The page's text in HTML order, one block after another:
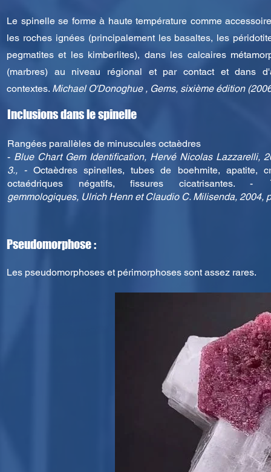
Le spinelle se forme à haute température comme
les roches ignées (principalement les basaltes, les
pegmatites et les kimberlites), dans les calcaires
(marbres) au niveau régional et par contact et dans
contextes. Michael O'Donoghue , Gems, sixième édition
Inclusions dans le spinelle
Rangées parallèles de minuscules octaèdres
- Blue Chart Gem Identification, Hervé Nicolas Lazzarelli,
3., - Octaèdres spinelles, tubes de boehmite, apatite,
octaédriques négatifs, fissures cicatrisantes. -
gemmologiques, Ulrich Henn et Claudio C. Milisenda, 2004,
Pseudomorphose :
Les pseudomorphoses et périmorphoses sont assez rares.